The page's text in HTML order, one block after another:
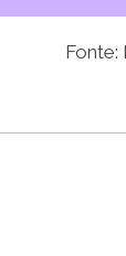
Fonte: